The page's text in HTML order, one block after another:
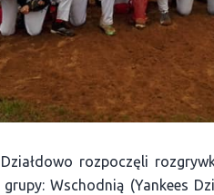
rozpoczęli
Wschodnią (Yankees